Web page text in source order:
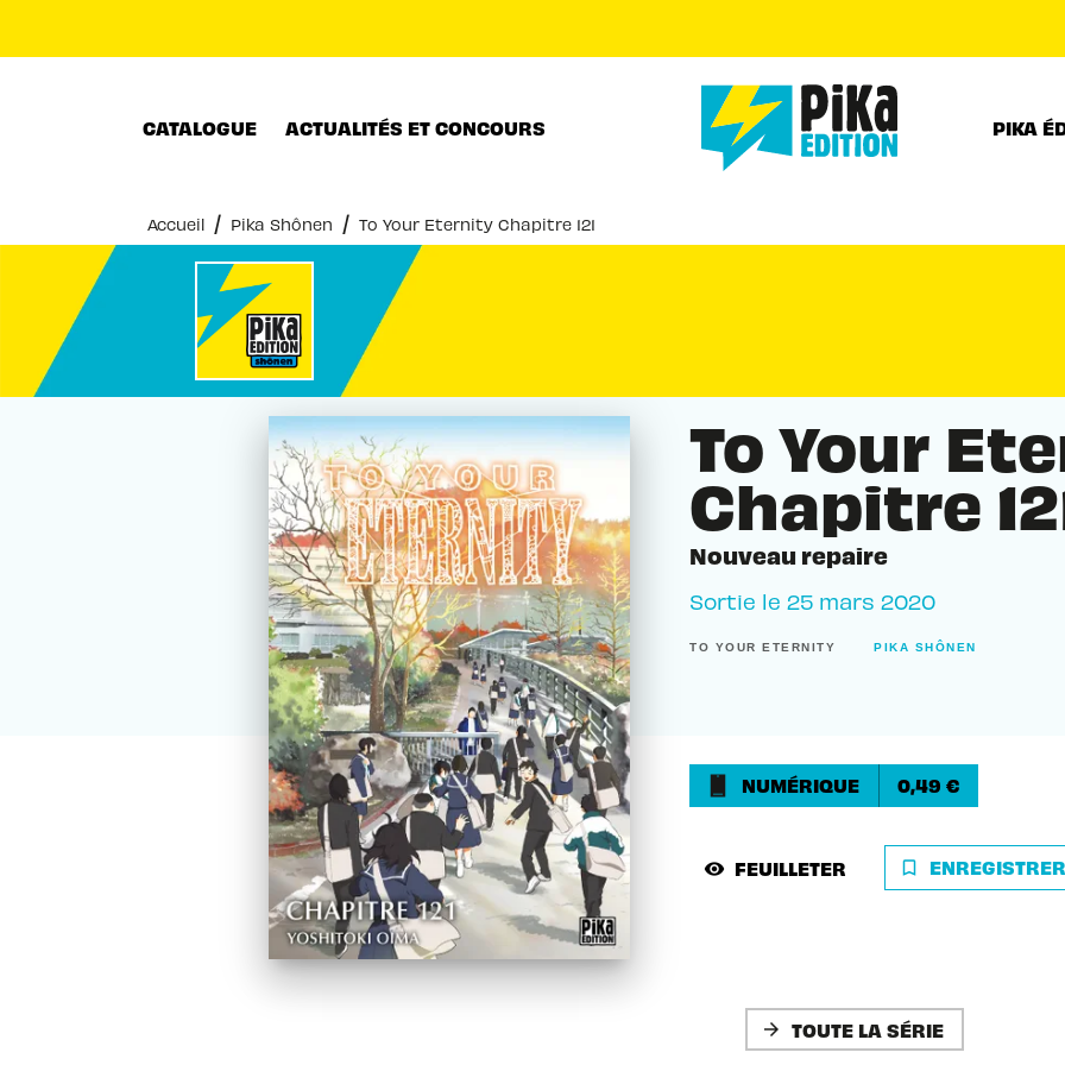
CATALOGUE ACTUALITÉS ET CONCOURS PIKA
Accueil / Pika Shônen / To Your Eternity Chapitre 121
To Your
Chapitre
Nouveau repaire
Sortie le 25 mars 2020
TO YOUR ETERNITY PIKA SHÔNEN
NUMÉRIQUE 0,49 €
visibility FEUILLETER bookmark_border ENREGISTRER
arrow_forward TOUTE LA SÉRIE